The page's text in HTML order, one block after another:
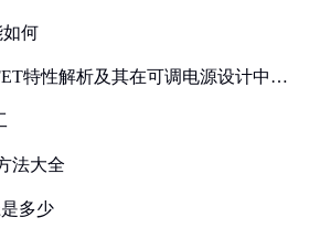
何
特性解析及其在可调电源设计中的
法大全
多少